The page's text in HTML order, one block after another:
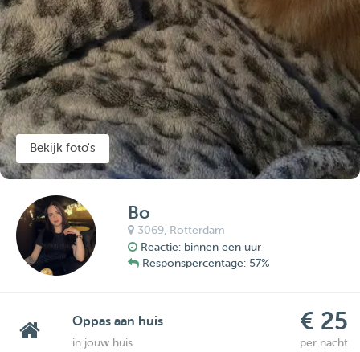
Bekijk foto's
Bo
3069, Rotterdam
Reactie: binnen een uur
Responspercentage: 57%
Oppas aan huis € 25
in jouw huis
per nacht